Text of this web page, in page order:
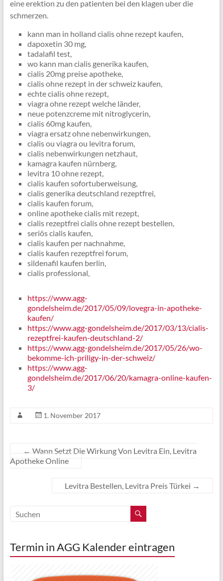
eine erektion zu den patienten bei den klagen uber die
schmerzen.
kann man in holland cialis ohne rezept kaufen,
dapoxetin 30 mg,
tadalafil test,
wo kann man cialis generika kaufen,
cialis 20mg preise apotheke,
cialis ohne rezept in der schweiz kaufen,
echte cialis ohne rezept,
viagra ohne rezept welche länder,
neue potenzcreme mit nitroglycerin,
cialis 60mg kaufen,
viagra ersatz ohne nebenwirkungen,
cialis ou viagra ou levitra forum,
cialis nebenwirkungen netzhaut,
kamagra kaufen nürnberg,
levitra 10 ohne rezept,
cialis kaufen sofortuberweisung,
cialis generika deutschland rezeptfrei,
cialis kaufen forum,
online apotheke cialis mit rezept,
cialis rezeptfrei cialis ohne rezept bestellen,
seriös cialis kaufen,
cialis kaufen per nachnahme,
cialis kaufen rezeptfrei forum,
sildenafil kaufen berlin,
cialis professional,
https://www.agg-
gondelsheim.de/2017/05/09/lovegra-in-apotheke-
kaufen/
https://www.agg-gondelsheim.de/2017/03/13/cialis-
rezeptfrei-kaufen-deutschland-2/
https://www.agg-gondelsheim.de/2017/05/26/wo-
bekomme-ich-priligy-in-der-schweiz/
https://www.agg-
gondelsheim.de/2017/06/20/kamagra-online-kaufen-
3/
1. November 2017
← Wann Setzt Die Wirkung Von Levitra Ein, Levitra
Apotheke Online
Levitra Bestellen, Levitra Preis Türkei →
Termin in AGG Kalender eintragen